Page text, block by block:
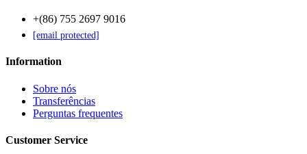
+(86) 755 2697 9016
[email protected]
Information
Sobre nós
Transferências
Perguntas frequentes
Customer Service